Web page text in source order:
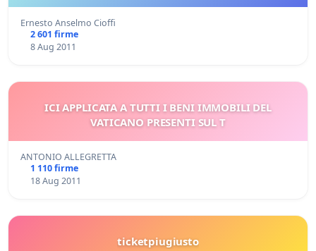
Ernesto Anselmo Cioffi
2 601 firme
8 Aug 2011
ICI APPLICATA A TUTTI I BENI IMMOBILI DEL
VATICANO PRESENTI SUL T
ANTONIO ALLEGRETTA
1 110 firme
18 Aug 2011
ticketpiugiusto